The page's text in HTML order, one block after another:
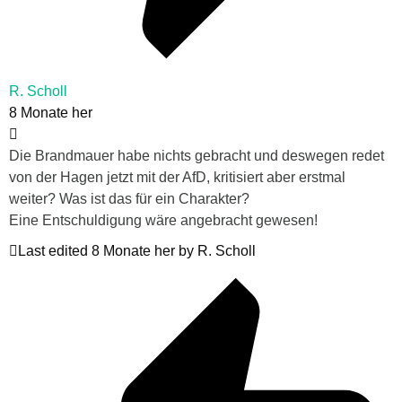
R. Scholl
8 Monate her
Die Brandmauer habe nichts gebracht und deswegen redet
von der Hagen jetzt mit der AfD, kritisiert aber erstmal
weiter? Was ist das für ein Charakter?
Eine Entschuldigung wäre angebracht gewesen!
Last edited 8 Monate her by R. Scholl